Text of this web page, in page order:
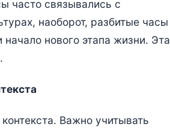
часто связывались с
наоборот, разбитые часы
нового этапа жизни. Эта
Важно учитывать